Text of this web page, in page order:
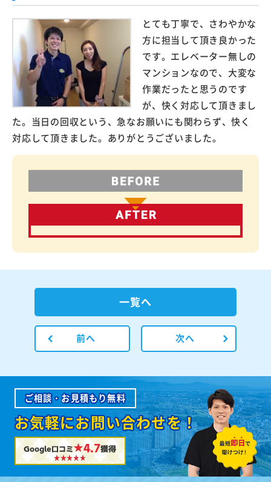
とても丁寧で、さわやかな
方に担当して頂き良かった
です。エレベーター無しの
マンションなので、大変な
作業だったと思うのです
が、快く対応して頂きまし
た。当日の回収という、急なお願いにも関わらず、快く
対応して頂きました。ありがとうございました。
前へ
一覧へ
次へ
ご相談・お見積もり無料
お気軽にお問い合わせを！
Google口コミ★4.7獲得